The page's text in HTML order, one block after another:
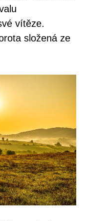
vítěze.
složená ze